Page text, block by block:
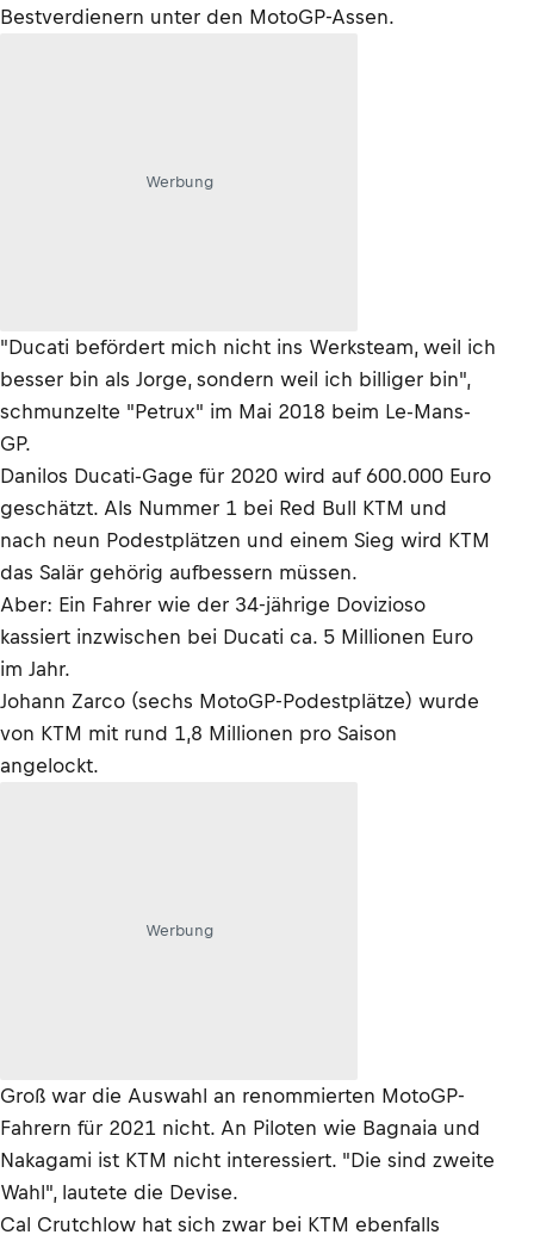
Bestverdienern unter den MotoGP-Assen.
Werbung
"Ducati befördert mich nicht ins Werksteam, weil ich
besser bin als Jorge, sondern weil ich billiger bin",
schmunzelte "Petrux" im Mai 2018 beim Le-Mans-
GP.
Danilos Ducati-Gage für 2020 wird auf 600.000 Euro
geschätzt. Als Nummer 1 bei Red Bull KTM und
nach neun Podestplätzen und einem Sieg wird KTM
das Salär gehörig aufbessern müssen.
Aber: Ein Fahrer wie der 34-jährige Dovizioso
kassiert inzwischen bei Ducati ca. 5 Millionen Euro
im Jahr.
Johann Zarco (sechs MotoGP-Podestplätze) wurde
von KTM mit rund 1,8 Millionen pro Saison
angelockt.
Werbung
Groß war die Auswahl an renommierten MotoGP-
Fahrern für 2021 nicht. An Piloten wie Bagnaia und
Nakagami ist KTM nicht interessiert. "Die sind zweite
Wahl", lautete die Devise.
Cal Crutchlow hat sich zwar bei KTM ebenfalls